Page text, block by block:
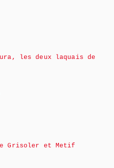
les deux laquais de
Grisoler et Metif